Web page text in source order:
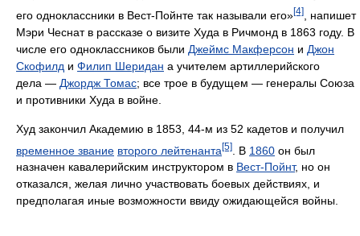
его одноклассники в Вест-Пойнте так называли его»[4]
, напишет
Мэри Чеснат в рассказе о визите Худа в Ричмонд в 1863 году. В
числе его одноклассников были Джеймс Макферсон и Джон
Скофилд и Филип Шеридан а учителем артиллерийского
дела — Джордж Томас; все трое в будущем — генералы Союза
и противники Худа в войне.
Худ закончил Академию в 1853, 44-м из 52 кадетов и получил
временное звание второго лейтенанта[5] . В 1860 он был
назначен кавалерийским инструктором в Вест-Пойнт, но он
отказался, желая лично участвовать боевых действиях, и
предполагая иные возможности ввиду ожидающейся войны.